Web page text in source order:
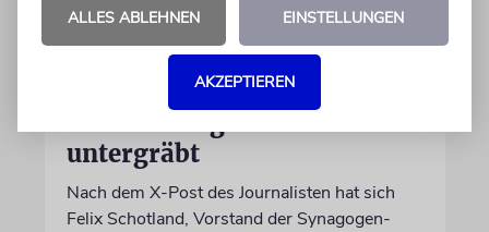
Wie Georg Restle die
untergräbt
Nach dem X-Post des Journalisten hat sich
Felix Schotland, Vorstand der Synagogen-
ALLES ABLEHNEN EINSTELLUNGEN
AKZEPTIEREN